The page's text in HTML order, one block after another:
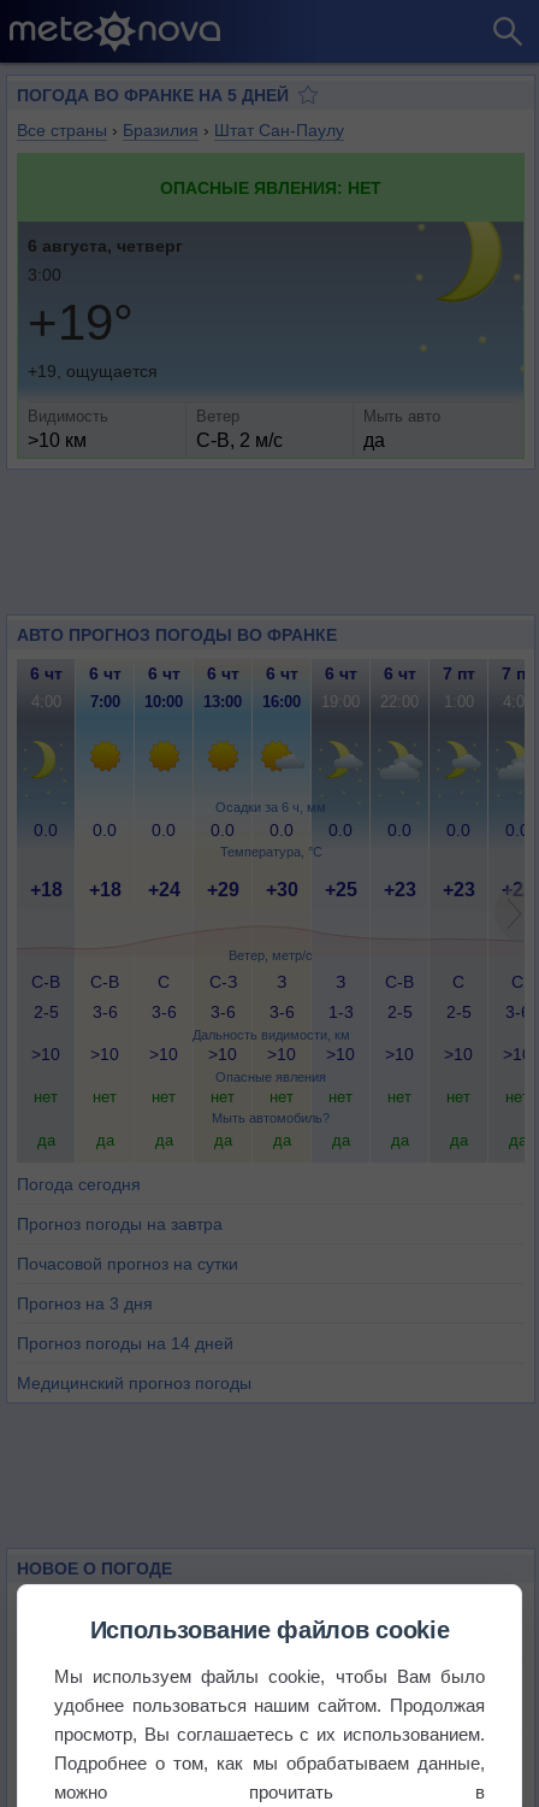
ПОГОДА ВО ФРАНКЕ НА 5 ДНЕЙ
Все страны › Бразилия › Штат Сан-Паулу
ОПАСНЫЕ ЯВЛЕНИЯ: НЕТ
6 августа, четверг
3:00
+19°
+19, ощущается
Видимость
>10 км
Ветер
С-В, 2 м/с
Мыть авто
да
АВТО ПРОГНОЗ ПОГОДЫ ВО ФРАНКЕ
Осадки за 6 ч, мм
Температура, °C
Ветер, метр/с
Дальность видимости, км
Опасные явления
Мыть автомобиль?
6 чт 6 чт 6 чт 6 чт 6 чт 6 чт 6 чт 7 пт 7 пт
4:00 7:00 10:00 13:00 16:00 19:00 22:00 1:00 4:00
0.0 0.0 0.0 0.0 0.0 0.0 0.0 0.0 0.0
+18 +18 +24 +29 +30 +25 +23 +23 +22
С-В
2-5
С-В
3-6
С
3-6
С-З
3-6
З
3-6
З
1-3
С-В
2-5
С
2-5
С
3-6
>10 >10 >10 >10 >10 >10 >10 >10 >10
нет нет нет нет нет нет нет нет нет
да да да да да да да да да
Погода сегодня
Прогноз погоды на завтра
Почасовой прогноз на сутки
Прогноз на 3 дня
Прогноз погоды на 14 дней
Медицинский прогноз погоды
НОВОЕ О ПОГОДЕ
историю
В Центральной России наступают самые жаркие
дни этого лета
Дневная температура воздуха в ОАЭ превысила
+51°
Использование файлов cookie
Мы используем файлы cookie, чтобы Вам было
удобнее пользоваться нашим сайтом. Продолжая
просмотр, Вы соглашаетесь с их использованием.
Подробнее о том, как мы обрабатываем данные,
можно прочитать в